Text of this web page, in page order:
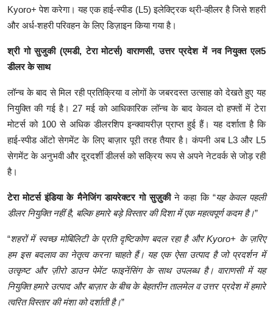
Kyoro+ पेश करेगा। यह एक हाई-स्पीड (L5) इलेक्ट्रिक थ्री-व्हीलर है जिसे शहरी
और अर्ध-शहरी परिवहन के लिए डिज़ाइन किया गया है।
श्री गो सुजुकी (एमडी, टेरा मोटर्स) वाराणसी, उत्तर प्रदेश में नव नियुक्त एल5
डीलर के साथ
लॉन्च के बाद से मिल रही प्रतिक्रिया व लोगों के जबरदस्त उत्साह को देखते हुए यह
नियुक्ति की गई है। 27 मई को आधिकारिक लॉन्च के बाद केवल दो हफ्तों में टेरा
मोटर्स को 100 से अधिक डीलरशिप इन्क्वायरीज़ प्राप्त हुई हैं। यह दर्शाता है कि
हाई-स्पीड ऑटो सेगमेंट के लिए बाज़ार पूरी तरह तैयार है। कंपनी अब L3 और L5
सेगमेंट के अनुभवी और दूरदर्शी डीलर्स को सक्रिय रूप से अपने नेटवर्क से जोड़ रही
है।
टेरा मोटर्स इंडिया के मैनेजिंग डायरेक्टर गो सुज़ुकीने कहा कि “यह केवल पहली
डीलर नियुक्ति नहीं है, बल्कि हमारे बड़े विस्तार की दिशा में एक महत्वपूर्ण कदम है।”
“शहरों में स्वच्छ मोबिलिटी के प्रति दृष्टिकोण बदल रहा है और Kyoro+ के ज़रिए
हम इस बदलाव का नेतृत्व करना चाहते हैं। यह एक ऐसा उत्पाद है जो प्रदर्शन में
उत्कृष्ट और ज़ीरो डाउन पेमेंट फाइनेंसिंग के साथ उपलब्ध है। वाराणसी में यह
नियुक्ति हमारे उत्पाद और बाज़ार के बीच के बेहतरीन तालमेल व उत्तर प्रदेश में हमारे
त्वरित विस्तार की मंशा को दर्शाती है।”